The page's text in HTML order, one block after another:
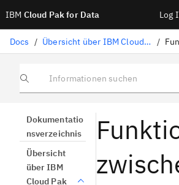
IBM Cloud Pak for Data Log
Docs / Übersicht über IBM Cloud Pak for Data as a Service /
Informationen suchen
Dokumentatio
nsverzeichnis
Übersicht
über IBM
Cloud Pak